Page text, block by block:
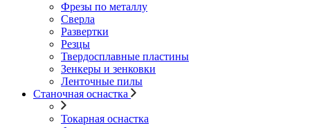
Фрезы по металлу
Сверла
Развертки
Резцы
Твердосплавные пластины
Зенкеры и зенковки
Ленточные пилы
Станочная оснастка
Токарная оснастка